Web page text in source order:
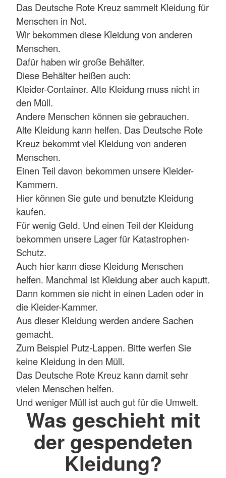
Das Deutsche Rote Kreuz sammelt Kleidung für
Menschen in Not.
Wir bekommen diese Kleidung von anderen
Menschen.
Dafür haben wir große Behälter.
Diese Behälter heißen auch:
Kleider-Container. Alte Kleidung muss nicht in
den Müll.
Andere Menschen können sie gebrauchen.
Alte Kleidung kann helfen. Das Deutsche Rote
Kreuz bekommt viel Kleidung von anderen
Menschen.
Einen Teil davon bekommen unsere Kleider-
Kammern.
Hier können Sie gute und benutzte Kleidung
kaufen.
Für wenig Geld. Und einen Teil der Kleidung
bekommen unsere Lager für Katastrophen-
Schutz.
Auch hier kann diese Kleidung Menschen
helfen. Manchmal ist Kleidung aber auch kaputt.
Dann kommen sie nicht in einen Laden oder in
die Kleider-Kammer.
Aus dieser Kleidung werden andere Sachen
gemacht.
Zum Beispiel Putz-Lappen. Bitte werfen Sie
keine Kleidung in den Müll.
Das Deutsche Rote Kreuz kann damit sehr
vielen Menschen helfen.
Und weniger Müll ist auch gut für die Umwelt.
Was geschieht mit
der gespendeten
Kleidung?